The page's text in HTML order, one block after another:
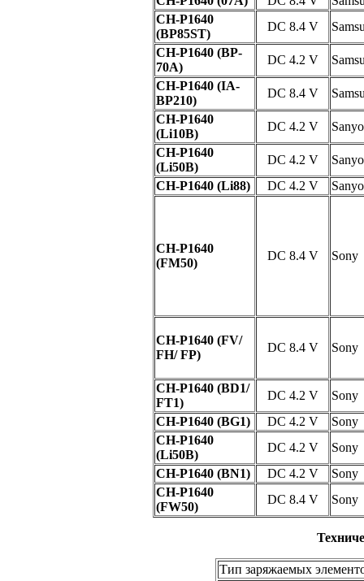
CH-P1640
(BP85ST)
DC 8.4 V
CH-P1640 (BP-
70A)
DC 4.2 V
CH-P1640 (IA-
BP210)
DC 8.4 V
CH-P1640
(Li10B)
DC 4.2 V
Sanyo
CH-P1640
(Li50B)
DC 4.2 V
Sanyo
CH-P1640 (Li88)
DC 4.2 V Sanyo
CH-P1640
(FM50)
DC 8.4 V Sony
CH-P1640 (FV/
FH/ FP)
DC 8.4 V Sony
CH-P1640 (BD1/
FT1)
DC 4.2 V
Sony
CH-P1640 (BG1)
DC 4.2 V
Sony
CH-P1640
(Li50B)
DC 4.2 V
Sony
CH-P1640 (BN1)
DC 4.2 V
Sony
CH-P1640
(FW50)
DC 8.4 V Sony
Тип заряжаемых